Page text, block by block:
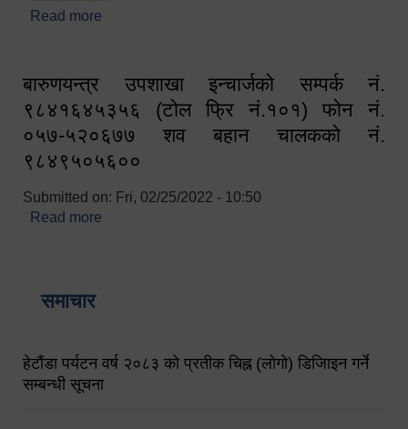
Read more
बारुणयन्त्र उपशाखा इन्चार्जको सम्पर्क नं.
९८४१६४५३५६ (टोल फ्रि नं.१०१) फोन नं.
०५७-५२०६७७ शव बहान चालकको नं.
९८४९५०५६००
Submitted on: Fri, 02/25/2022 - 10:50
Read more
समाचार
हेटौंडा पर्यटन वर्ष २०८३ को प्रतीक चिह्न (लोगो) डिजिाइन गर्ने
सम्बन्धी सूचना